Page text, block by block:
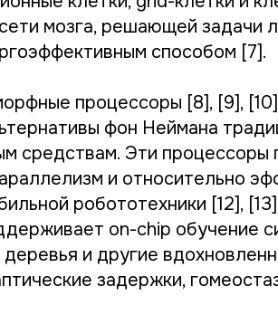
мозга, решающей задачи
способом [7].
процессоры [8], [9],
фон Неймана
средствам. Эти процессоры
и относительно
робототехники [12],
on-chip обучение
и другие
задержки,